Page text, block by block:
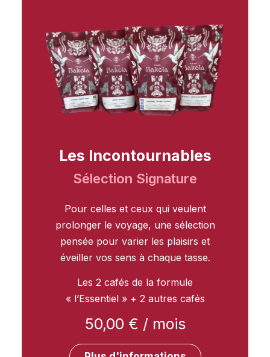
Les Incontournables
Sélection Signature
Pour celles et ceux qui veulent
prolonger le voyage, une sélection
pensée pour varier les plaisirs et
éveiller vos sens à chaque tasse.
Les 2 cafés de la formule
« l’Essentiel » + 2 autres cafés
50,00 € / mois